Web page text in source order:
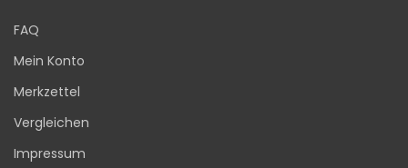
FAQ
Mein Konto
Merkzettel
Vergleichen
Impressum